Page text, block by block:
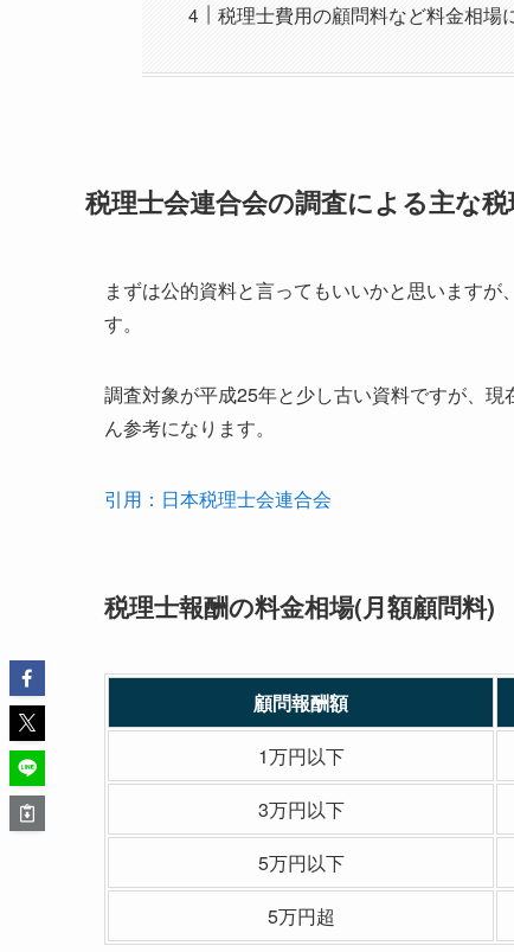
税理士費用の顧問料など料金相場
税理士会連合会の調査による主な
まずは公的資料と言ってもいいかと思います
す。
調査対象が平成25年と少し古い資料ですが、
ん参考になります。
引用：日本税理士会連合会
税理士報酬の料金相場(月額顧問料)
顧問報酬額
1万円以下
3万円以下
5万円以下
5万円超